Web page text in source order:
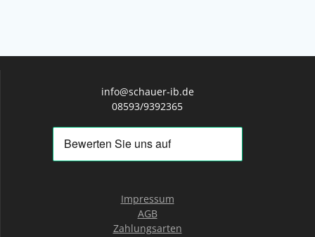
info@schauer-ib.de
08593/9392365
Impressum
AGB
Zahlungsarten